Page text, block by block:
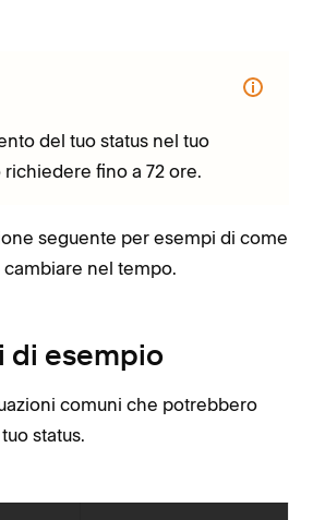
del tuo status nel tuo
fino a 72 ore.
seguente per esempi di come
cambiare nel tempo.
di esempio
comuni che potrebbero
status.